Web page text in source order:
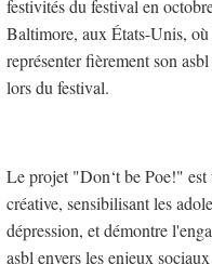
festivités du festival en
Baltimore, aux États-Unis,
représenter fièrement son
lors du festival.
Le projet "Don‘t be Poe!"
créative, sensibilisant les
dépression, et démontre
asbl envers les enjeux